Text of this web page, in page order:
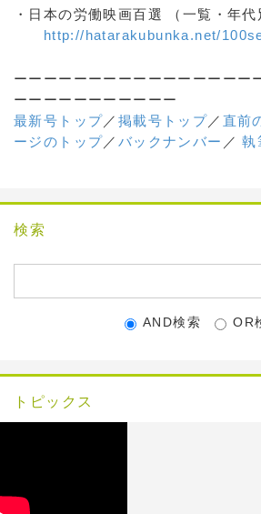
・日本の労働映画百選 （一覧・年
http://hatarakubunka.net/
ーーーーーーーーーーーーーーーー
ーーーーーーーーーーー
最新号トップ／ 掲載号トップ／ 直前
ージのトップ／ バックナンバー ／執
検索
AND検索 OR
トピックス